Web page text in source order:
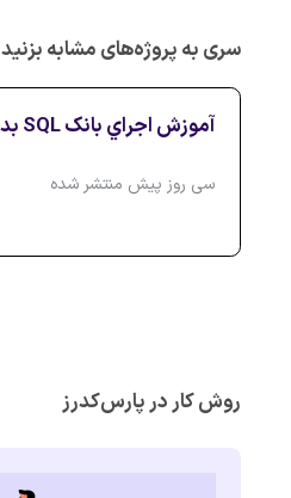
سری به پروژه‌های مشابه بزنید
آموزش اجراي بانک SQL بدون نصب SQL Server
سی روز پیش منتشر شده
روش کار در پارس‌کدرز